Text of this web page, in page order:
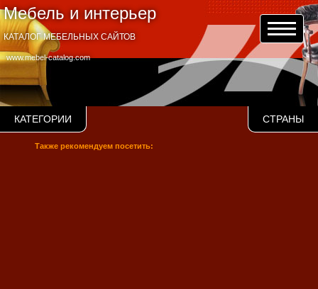
Мебель и интерьер
www.mebel-catalog.com
КАТАЛОГ МЕБЕЛЬНЫХ САЙТОВ
КАТЕГОРИИ СТРАНЫ
Также рекомендуем посетить: